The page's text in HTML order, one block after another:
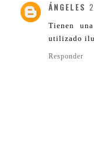
ÁNGELES
Tienen
utilizado
Responder